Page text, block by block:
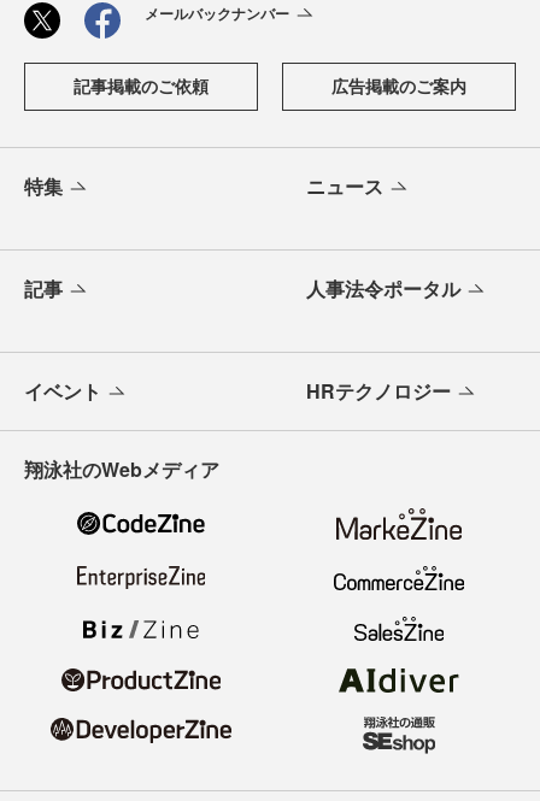
メールバックナンバー
記事掲載のご依頼 広告掲載のご案内
特集 ニュース
記事 人事法令ポータル
イベント HRテクノロジー
翔泳社のWebメディア